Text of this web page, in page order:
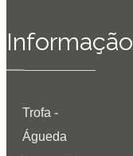
Informação
Trofa -
Águeda